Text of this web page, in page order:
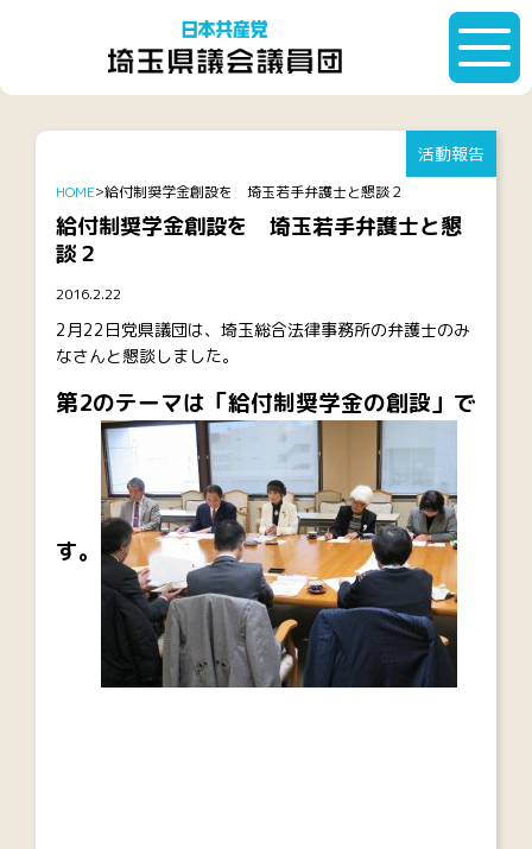
HOME 給付制奨学金創設を 埼玉若手弁護士と懇談２
給付制奨学金創設を 埼玉若手弁護士と懇
談２
2016.2.22
活動報告
2月22日党県議団は、埼玉総合法律事務所の弁護士のみ
なさんと懇談しました。
第2のテーマは「給付制奨学金の創設」で
す。